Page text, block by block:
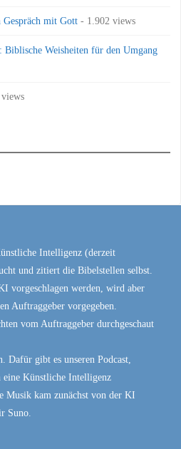
Gespräch mit Gott - 1.902 views
Biblische Weisheiten für den Umgang
Intelligenz (derzeit
und zitiert die Bibelstellen selbst.
vorgeschlagen werden, wird aber
Auftraggeber vorgegeben.
vom Auftraggeber durchgeschaut
Dafür gibt es unseren Podcast,
eine Künstliche Intelligenz
Musik kam zunächst von der KI
Suno.